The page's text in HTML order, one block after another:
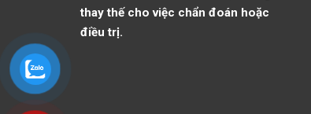
thay thế cho việc chẩn đoán hoặc
điều trị.